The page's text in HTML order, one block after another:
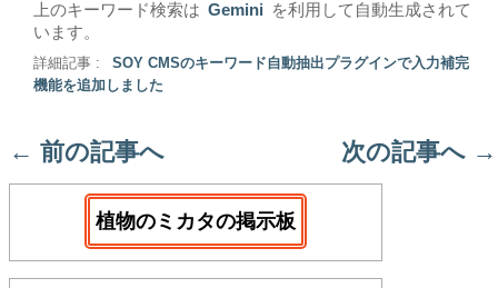
上のキーワード検索は Gemini
を利用して自動生成されて
います。
詳細記事 :
SOY CMSのキーワード自動抽出プラグインで入力補完
機能を追加しました
← 前の記事へ 次の記事へ →
植物のミカタの掲示板